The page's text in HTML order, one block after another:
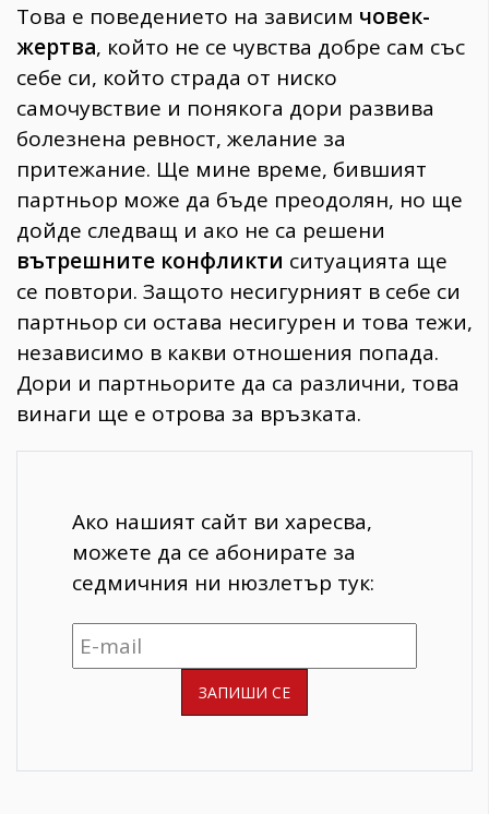
Това е поведението на зависим човек-
жертва, който не се чувства добре сам със
себе си, който страда от ниско
самочувствие и понякога дори развива
болезнена ревност, желание за
притежание. Ще мине време, бившият
партньор може да бъде преодолян, но ще
дойде следващ и ако не са решени
вътрешните конфликти ситуацията ще
се повтори. Защото несигурният в себе си
партньор си остава несигурен и това тежи,
независимо в какви отношения попада.
Дори и партньорите да са различни, това
винаги ще е отрова за връзката.
Ако нашият сайт ви харесва,
можете да се абонирате за
седмичния ни нюзлетър тук: